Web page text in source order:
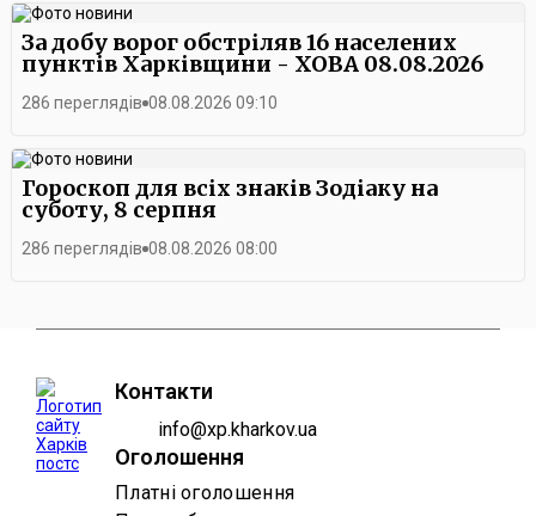
За добу ворог обстріляв 16 населених
пунктів Харківщини - ХОВА 08.08.2026
286 переглядів 08.08.2026 09:10
Гороскоп для всіх знаків Зодіаку на
суботу, 8 серпня
286 переглядів 08.08.2026 08:00
Контакти
info@xp.kharkov.ua
Оголошення
Платні оголошення